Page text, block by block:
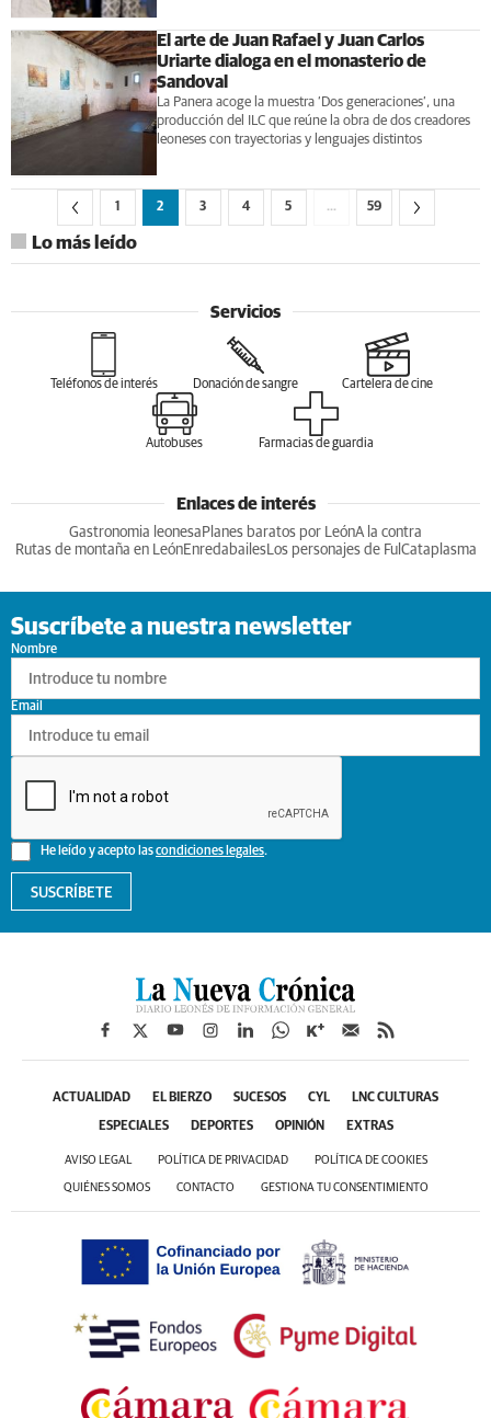
El arte de Juan Rafael y Juan Carlos
Uriarte dialoga en el monasterio de
Sandoval
La Panera acoge la muestra ‘Dos generaciones’, una
producción del ILC que reúne la obra de dos creadores
leoneses con trayectorias y lenguajes distintos
1 2 3 4 5 … 59
Lo más leído
Servicios
Teléfonos de interés Donación de sangre Cartelera de cine
Autobuses Farmacias de guardia
Enlaces de interés
Gastronomia leonesa Planes baratos por LeónA la contra
Rutas de montaña en LeónEnredabailesLos personajes de Ful Cataplasma
Suscríbete a nuestra newsletter
Nombre
He leído y acepto lascondiciones legales.
Email
SUSCRÍBETE
ACTUALIDAD EL BIERZO SUCESOS CYL LNC CULTURAS
ESPECIALES DEPORTES OPINIÓN EXTRAS
AVISO LEGAL POLÍTICA DE PRIVACIDAD POLÍTICA DE COOKIES
QUIÉNES SOMOS CONTACTO GESTIONA TU CONSENTIMIENTO